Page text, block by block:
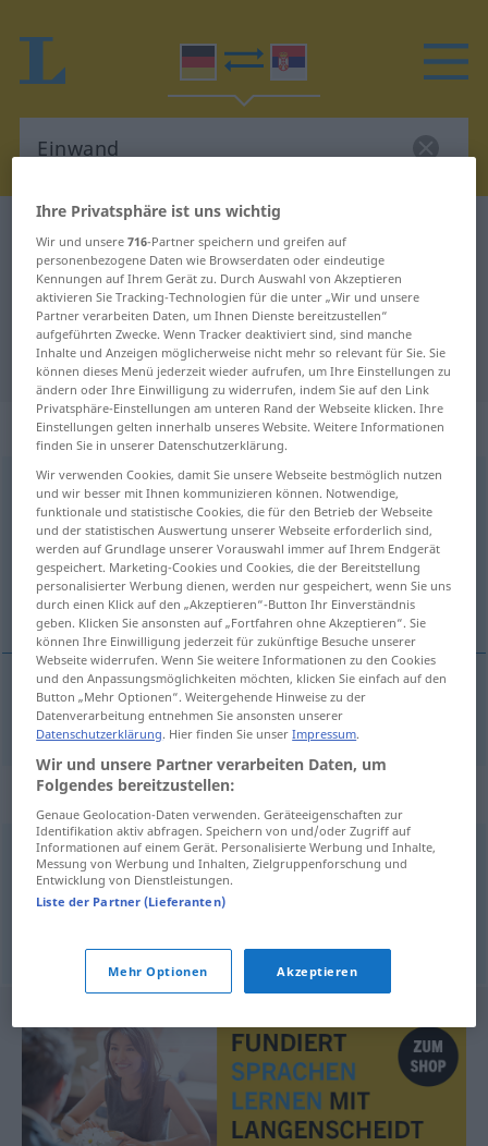
Deutsch-Serbisch Übersetzung für
"Einwand"
"Einwand" Serbisch Übersetzung
„Einwand“: männlich, maskulin
Einwandm
Übersicht aller Übersetzungen
(Für mehr Details die Übersetzung anklicken/antippen)
приговор
приговор(gegen AKKпротив GEN) Einwand
Synonyme für "Einwand"
Verbot,Widerspruch,Reklamation,Negativ (fachspr.)
Widerrede,Einspruch,Beanstandung
© OpenThesaurus.de
Ihre Privatsphäre ist uns wichtig
Wir und unsere716-Partner speichern und greifen auf
personenbezogene Daten wie Browserdaten oder eindeutige
Kennungen auf Ihrem Gerät zu. Durch Auswahl von Akzeptieren
aktivieren Sie Tracking-Technologien für die unter „Wir und unsere
Partner verarbeiten Daten, um Ihnen Dienste bereitzustellen“
aufgeführten Zwecke. Wenn Tracker deaktiviert sind, sind manche
Inhalte und Anzeigen möglicherweise nicht mehr so relevant für Sie. Sie
können dieses Menü jederzeit wieder aufrufen, um Ihre Einstellungen zu
ändern oder Ihre Einwilligung zu widerrufen, indem Sie auf den Link
Privatsphäre-Einstellungen am unteren Rand der Webseite klicken. Ihre
Einstellungen gelten innerhalb unseres Website. Weitere Informationen
finden Sie in unserer Datenschutzerklärung.
Wir verwenden Cookies, damit Sie unsere Webseite bestmöglich nutzen
und wir besser mit Ihnen kommunizieren können. Notwendige,
funktionale und statistische Cookies, die für den Betrieb der Webseite
und der statistischen Auswertung unserer Webseite erforderlich sind,
werden auf Grundlage unserer Vorauswahl immer auf Ihrem Endgerät
gespeichert. Marketing-Cookies und Cookies, die der Bereitstellung
personalisierter Werbung dienen, werden nur gespeichert, wenn Sie uns
durch einen Klick auf den „Akzeptieren“-Button Ihr Einverständnis
geben. Klicken Sie ansonsten auf „Fortfahren ohne Akzeptieren“. Sie
können Ihre Einwilligung jederzeit für zukünftige Besuche unserer
Webseite widerrufen. Wenn Sie weitere Informationen zu den Cookies
und den Anpassungsmöglichkeiten möchten, klicken Sie einfach auf den
Button „Mehr Optionen“. Weitergehende Hinweise zu der
Datenverarbeitung entnehmen Sie ansonsten unserer
Datenschutzerklärung. Hier finden Sie unserImpressum.
Wir und unsere Partner verarbeiten Daten, um
Folgendes bereitzustellen:
Genaue Geolocation-Daten verwenden. Geräteeigenschaften zur
Identifikation aktiv abfragen. Speichern von und/oder Zugriff auf
Informationen auf einem Gerät. Personalisierte Werbung und Inhalte,
Messung von Werbung und Inhalten, Zielgruppenforschung und
Entwicklung von Dienstleistungen.
Liste der Partner (Lieferanten)
Mehr Optionen Akzeptieren